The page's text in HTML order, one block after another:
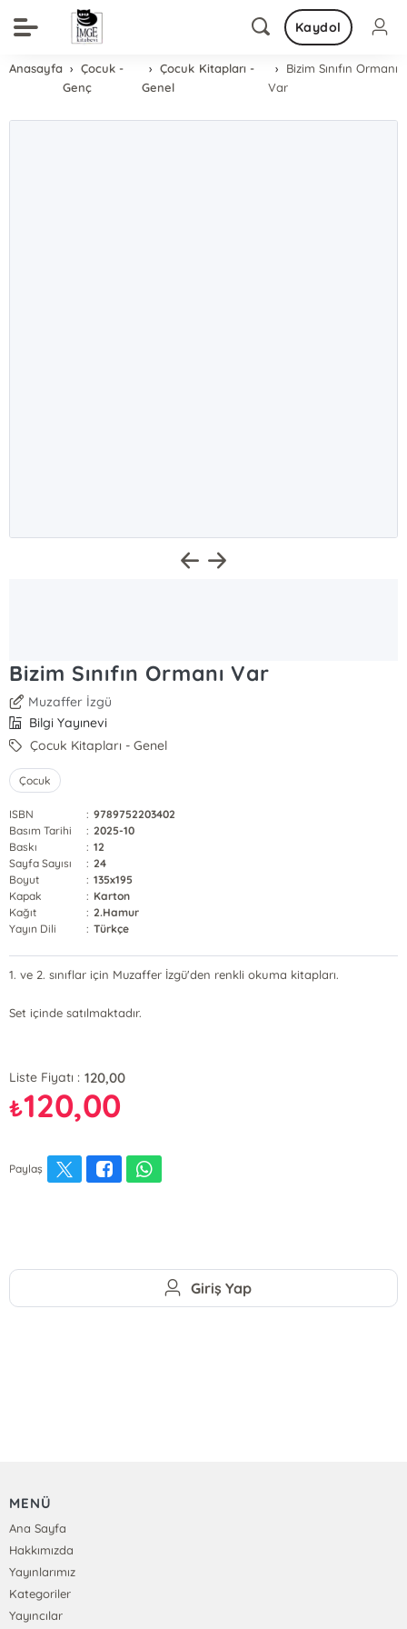
Kaydol
Anasayfa
Çocuk -
Genç
Çocuk Kitapları -
Genel
Bizim Sınıfın Ormanı
Var
Bizim Sınıfın Ormanı Var
Muzaffer İzgü
Bilgi Yayınevi
Çocuk Kitapları - Genel
Çocuk
ISBN : 9789752203402
Basım Tarihi
: 2025-10
Baskı
: 12
Sayfa Sayısı
: 24
Boyut
: 135x195
Kapak
: Karton
Kağıt
: 2.Hamur
Yayın Dili
: Türkçe
1. ve 2. sınıflar için Muzaffer İzgü'den renkli okuma kitapları.
Set içinde satılmaktadır.
Liste Fiyatı : 120,00
₺120,00
Paylaş
Giriş Yap
MENÜ
Ana Sayfa
Hakkımızda
Yayınlarımız
Kategoriler
Yayıncılar